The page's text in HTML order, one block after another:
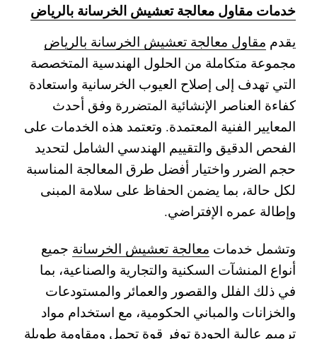
خدمات مقاول معالجة تعشيش الخرسانة بالرياض
يقدم مقاول معالجة تعشيش الخرسانة بالرياض
مجموعة متكاملة من الحلول الهندسية المتخصصة
التي تهدف إلى إصلاح العيوب الخرسانية واستعادة
كفاءة العناصر الإنشائية المتضررة وفق أحدث
المعايير الفنية المعتمدة. وتعتمد هذه الخدمات على
الفحص الدقيق والتقييم الهندسي الشامل لتحديد
حجم الضرر واختيار أفضل طرق المعالجة المناسبة
لكل حالة، بما يضمن الحفاظ على سلامة المبنى
وإطالة عمره الإفتراضي.
وتشمل خدمات معالجة تعشيش الخرسانة جميع
أنواع المنشآت السكنية والتجارية والصناعية، بما
في ذلك الفلل والقصور والعمائر والمستودعات
والخزانات والمباني الحكومية، مع استخدام مواد
ترميم عالية الجودة توفر قوة تحمل ومقاومة طويلة